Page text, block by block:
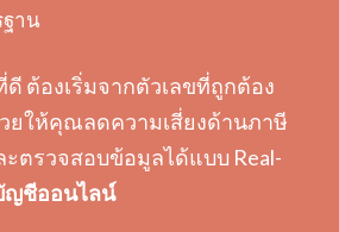
าน
ดี ต้องเริ่มจากตัวเลขที่ถูกต้อง
ยให้คุณลดความเสี่ยงด้านภาษี
ะตรวจสอบข้อมูลได้แบบ Real-
ญชีออนไลน์